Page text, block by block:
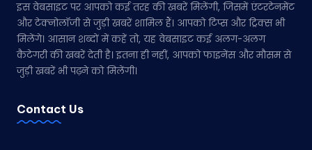
इस वेबसाइट पर आपको कई तरह की खबरें मिलेंगी, जिसमें एंटरटेनमेंट
और टेक्नोलॉजी से जुड़ी खबरें शामिल हैं। आपको टिप्स और ट्रिक्स भी
मिलेंगे। आसान शब्दों में कहें तो, यह वेबसाइट कई अलग-अलग
कैटेगरी की खबरें देती है। इतना ही नहीं, आपको फाइनेंस और मौसम से
जुड़ी खबरें भी पढ़ने को मिलेंगी।
Contact Us